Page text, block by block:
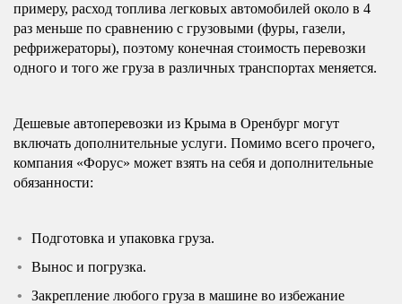
примеру, расход топлива легковых автомобилей около в 4
раз меньше по сравнению с грузовыми (фуры, газели,
рефрижераторы), поэтому конечная стоимость перевозки
одного и того же груза в различных транспортах меняется.
Дешевые автоперевозки из Крыма в Оренбург могут
включать дополнительные услуги. Помимо всего прочего,
компания «Форус» может взять на себя и дополнительные
обязанности:
Подготовка и упаковка груза.
Вынос и погрузка.
Закрепление любого груза в машине во избежание